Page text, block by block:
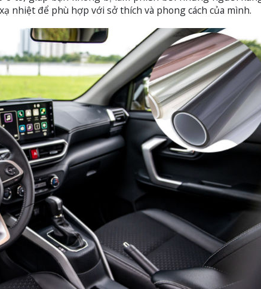
nhiệt để phù hợp với sở thích và phong cách của mình.